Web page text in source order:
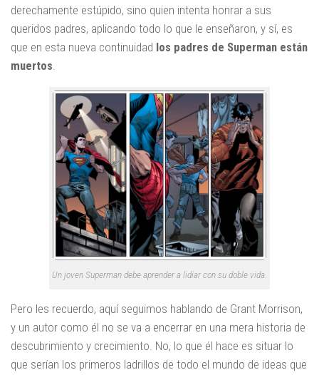
derechamente estúpido, sino quien intenta honrar a sus
queridos padres, aplicando todo lo que le enseñaron, y sí, es
que en esta nueva continuidad los padres de Superman están
muertos.
Un joven Superman debe aprender a lidiar con su doble vida.
Pero les recuerdo, aquí seguimos hablando de Grant Morrison,
y un autor como él no se va a encerrar en una mera historia de
descubrimiento y crecimiento. No, lo que él hace es situar lo
que serían los primeros ladrillos de todo el mundo de ideas que